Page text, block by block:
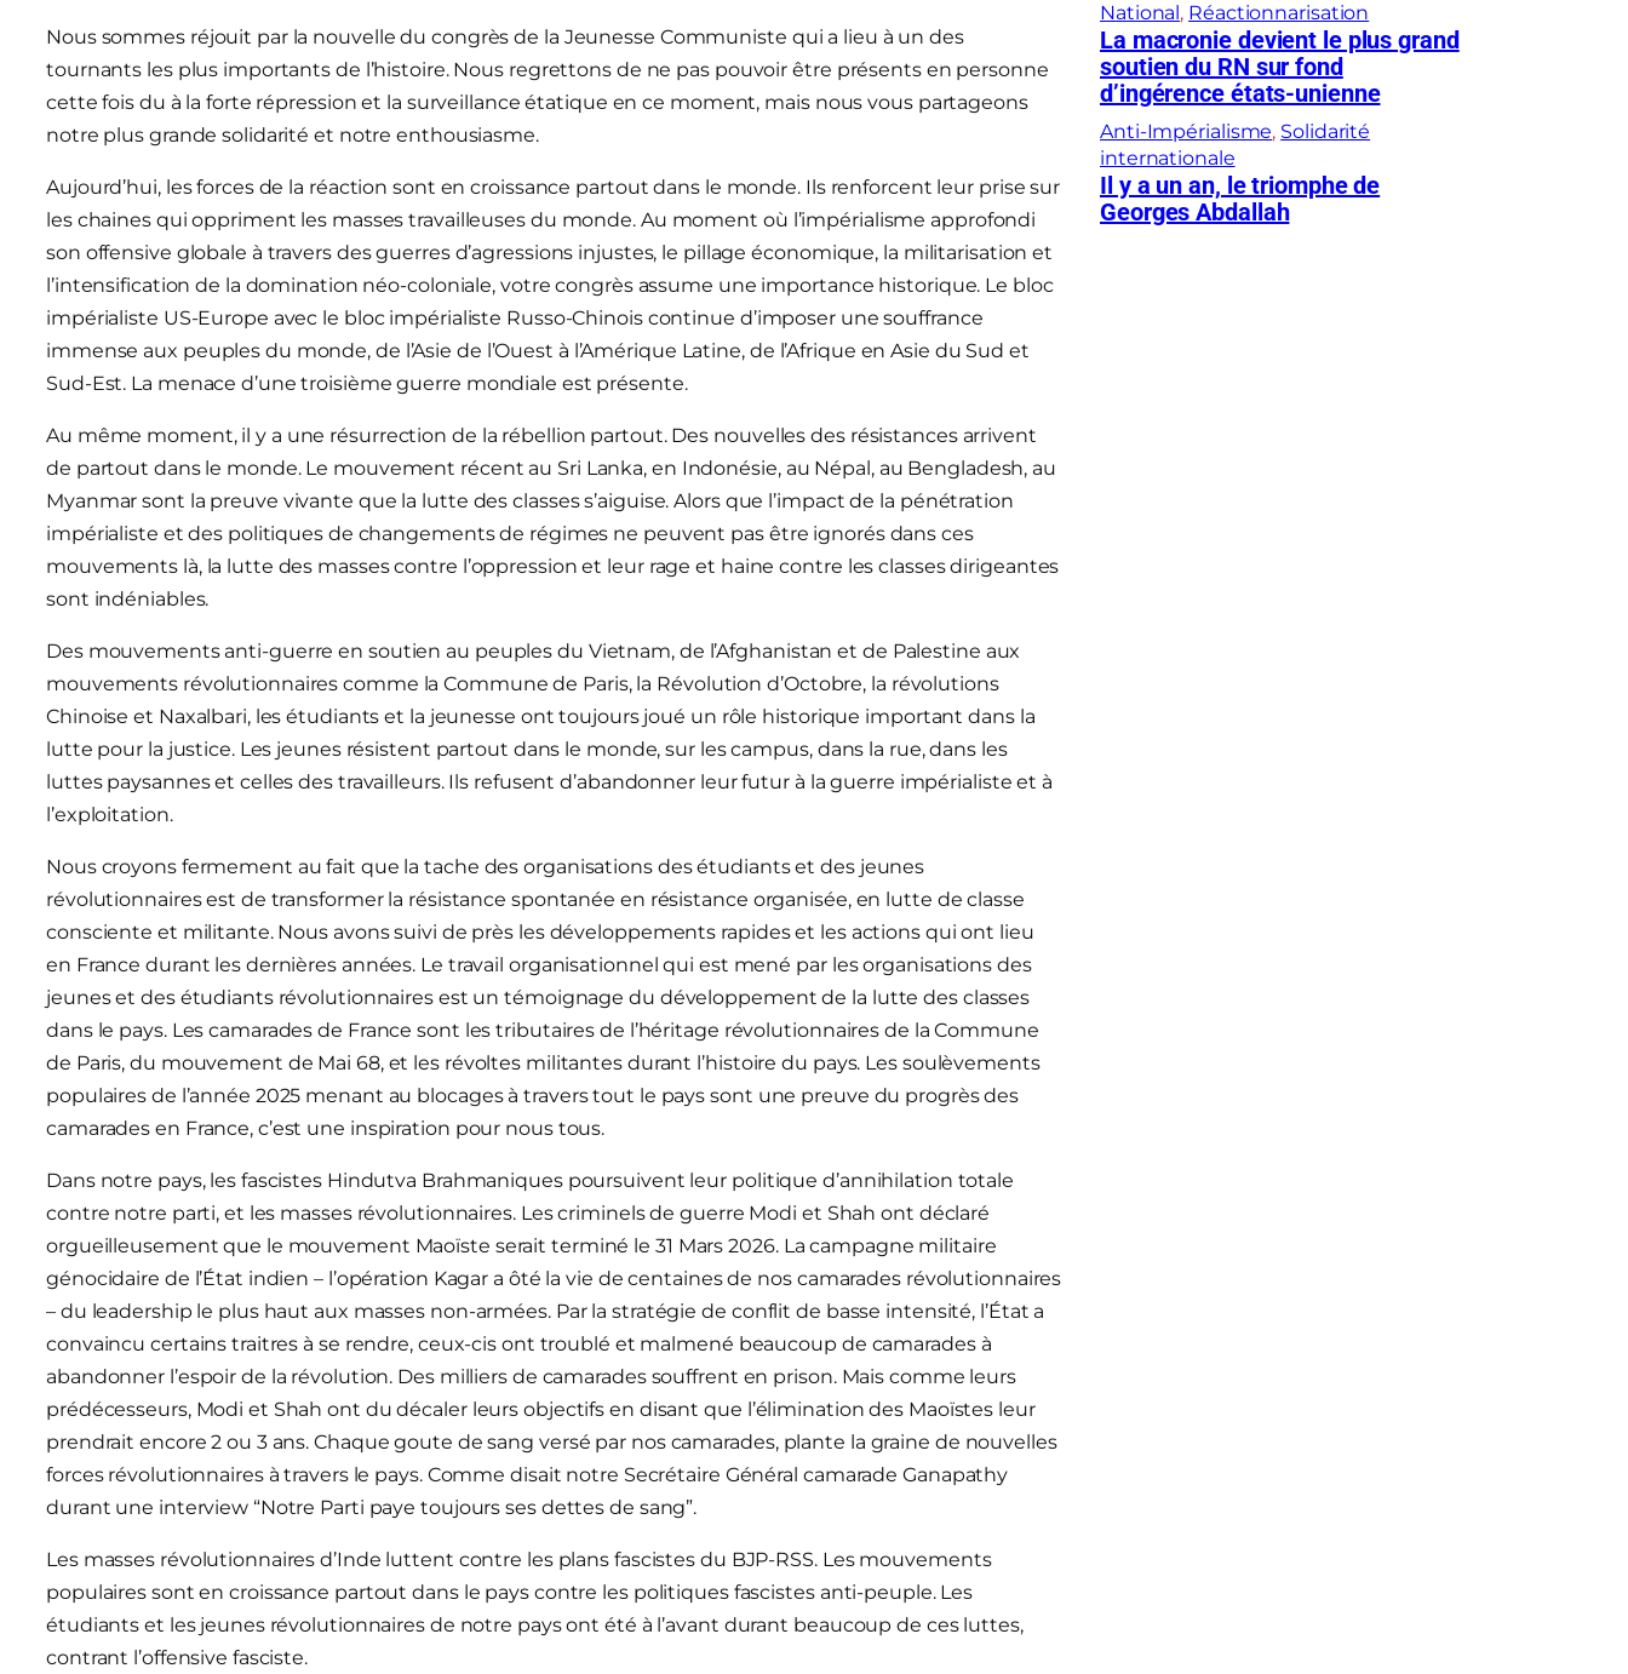
Nous sommes réjouit par la nouvelle du congrès de la Jeunesse Communiste qui a lieu à un des
tournants les plus importants de l’histoire. Nous regrettons de ne pas pouvoir être présents en personne
cette fois du à la forte répression et la surveillance étatique en ce moment, mais nous vous partageons
notre plus grande solidarité et notre enthousiasme.
Aujourd’hui, les forces de la réaction sont en croissance partout dans le monde. Ils renforcent leur prise sur
les chaines qui oppriment les masses travailleuses du monde. Au moment où l’impérialisme approfondi
son offensive globale à travers des guerres d’agressions injustes, le pillage économique, la militarisation et
l’intensification de la domination néo-coloniale, votre congrès assume une importance historique. Le bloc
impérialiste US-Europe avec le bloc impérialiste Russo-Chinois continue d’imposer une souffrance
immense aux peuples du monde, de l’Asie de l’Ouest à l’Amérique Latine, de l’Afrique en Asie du Sud et
Sud-Est. La menace d’une troisième guerre mondiale est présente.
Au même moment, il y a une résurrection de la rébellion partout. Des nouvelles des résistances arrivent
de partout dans le monde. Le mouvement récent au Sri Lanka, en Indonésie, au Népal, au Bengladesh, au
Myanmar sont la preuve vivante que la lutte des classes s’aiguise. Alors que l’impact de la pénétration
impérialiste et des politiques de changements de régimes ne peuvent pas être ignorés dans ces
mouvements là, la lutte des masses contre l’oppression et leur rage et haine contre les classes dirigeantes
sont indéniables.
Des mouvements anti-guerre en soutien au peuples du Vietnam, de l’Afghanistan et de Palestine aux
mouvements révolutionnaires comme la Commune de Paris, la Révolution d’Octobre, la révolutions
Chinoise et Naxalbari, les étudiants et la jeunesse ont toujours joué un rôle historique important dans la
lutte pour la justice. Les jeunes résistent partout dans le monde, sur les campus, dans la rue, dans les
luttes paysannes et celles des travailleurs. Ils refusent d’abandonner leur futur à la guerre impérialiste et à
l’exploitation.
Nous croyons fermement au fait que la tache des organisations des étudiants et des jeunes
révolutionnaires est de transformer la résistance spontanée en résistance organisée, en lutte de classe
consciente et militante. Nous avons suivi de près les développements rapides et les actions qui ont lieu
en France durant les dernières années. Le travail organisationnel qui est mené par les organisations des
jeunes et des étudiants révolutionnaires est un témoignage du développement de la lutte des classes
dans le pays. Les camarades de France sont les tributaires de l’héritage révolutionnaires de la Commune
de Paris, du mouvement de Mai 68, et les révoltes militantes durant l’histoire du pays. Les soulèvements
populaires de l’année 2025 menant au blocages à travers tout le pays sont une preuve du progrès des
camarades en France, c’est une inspiration pour nous tous.
Dans notre pays, les fascistes Hindutva Brahmaniques poursuivent leur politique d’annihilation totale
contre notre parti, et les masses révolutionnaires. Les criminels de guerre Modi et Shah ont déclaré
orgueilleusement que le mouvement Maoïste serait terminé le 31 Mars 2026. La campagne militaire
génocidaire de l’État indien – l’opération Kagar a ôté la vie de centaines de nos camarades révolutionnaires
– du leadership le plus haut aux masses non-armées. Par la stratégie de conflit de basse intensité, l’État a
convaincu certains traitres à se rendre, ceux-cis ont troublé et malmené beaucoup de camarades à
abandonner l’espoir de la révolution. Des milliers de camarades souffrent en prison. Mais comme leurs
prédécesseurs, Modi et Shah ont du décaler leurs objectifs en disant que l’élimination des Maoïstes leur
prendrait encore 2 ou 3 ans. Chaque goute de sang versé par nos camarades, plante la graine de nouvelles
forces révolutionnaires à travers le pays. Comme disait notre Secrétaire Général camarade Ganapathy
durant une interview “Notre Parti paye toujours ses dettes de sang”.
Les masses révolutionnaires d’Inde luttent contre les plans fascistes du BJP-RSS. Les mouvements
populaires sont en croissance partout dans le pays contre les politiques fascistes anti-peuple. Les
étudiants et les jeunes révolutionnaires de notre pays ont été à l’avant durant beaucoup de ces luttes,
contrant l’offensive fasciste.
National, Réactionnarisation
La macronie devient le plus grand
soutien du RN sur fond
d’ingérence états-unienne
Anti-Impérialisme, Solidarité
internationale
Il y a un an, le triomphe de
Georges Abdallah